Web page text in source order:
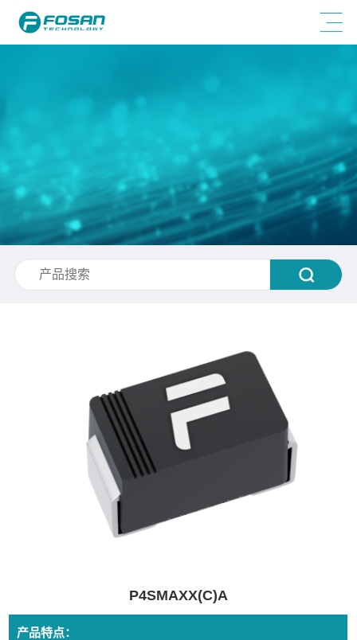
P4SMAXX(C)A
产品特点：